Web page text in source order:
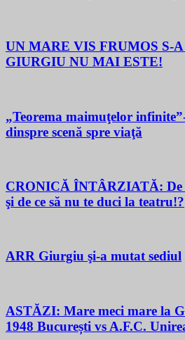
UN MARE VIS FRUMOS S-
GIURGIU NU MAI ESTE!
„Teorema maimuţelor
dinspre scenă spre viaţă
CRONICĂ ÎNTÂRZIATĂ: De
şi de ce să nu te duci la teatru!?
ARR Giurgiu şi-a mutat sediul
ASTĂZI: Mare meci mare la
1948 București vs A.F.C.